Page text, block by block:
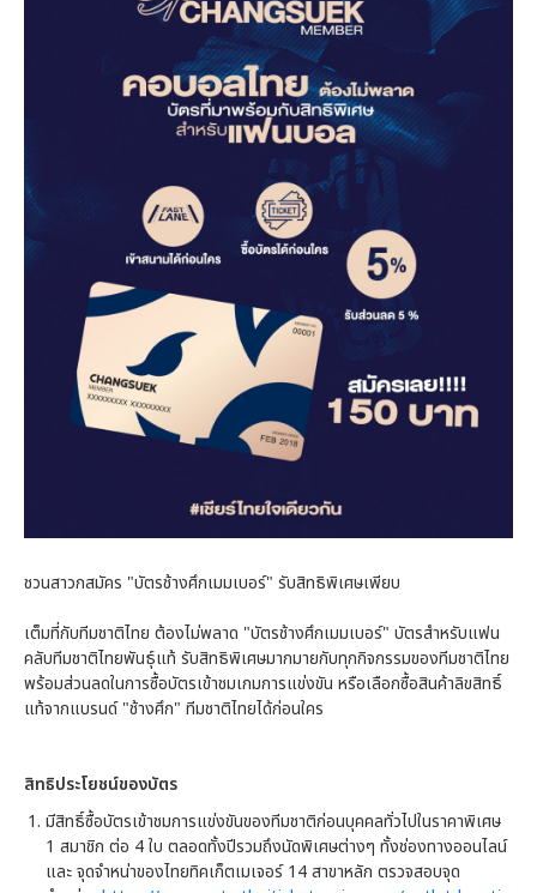
ชวนสาวกสมัคร "บัตรช้างศึกเมมเบอร์" รับสิทธิพิเศษเพียบ
เต็มที่กับทีมชาติไทย ต้องไม่พลาด "บัตรช้างศึกเมมเบอร์" บัตรสำหรับแฟน
คลับทีมชาติไทยพันธุ์แท้ รับสิทธิพิเศษมากมายกับทุกกิจกรรมของทีมชาติไทย
พร้อมส่วนลดในการซื้อบัตรเข้าชมเกมการแข่งขัน หรือเลือกซื้อสินค้าลิขสิทธิ์
แท้จากแบรนด์ "ช้างศึก" ทีมชาติไทยได้ก่อนใคร
สิทธิประโยชน์ของบัตร
มีสิทธิ์ซื้อบัตรเข้าชมการแข่งขันของทีมชาติก่อนบุคคลทั่วไปในราคาพิเศษ
1 สมาชิก ต่อ 4 ใบ ตลอดทั้งปีรวมถึงนัดพิเศษต่างๆ ทั้งช่องทางออนไลน์
และ จุดจำหน่าของไทยทิคเก็ตเมเจอร์ 14 สาขาหลัก ตรวจสอบจุด